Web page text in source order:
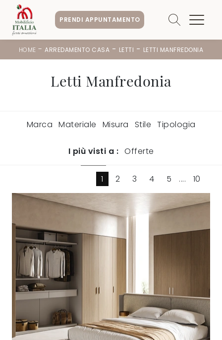
PRENDI APPUNTAMENTO
HOME -ARREDAMENTO CASA - LETTI - LETTI MANFREDONIA
Letti Manfredonia
Marca Materiale Misura Stile Tipologia
I più visti a : Offerte
1 2 3 4 5 .... 10